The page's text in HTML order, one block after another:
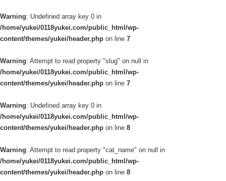
Warning: Undefined array key 0 in
/home/yukei/0118yukei.com/public_html/wp-
content/themes/yukei/header.php on line 7
Warning: Attempt to read property "slug" on null in
/home/yukei/0118yukei.com/public_html/wp-
content/themes/yukei/header.php on line 7
Warning: Undefined array key 0 in
/home/yukei/0118yukei.com/public_html/wp-
content/themes/yukei/header.php on line 8
Warning: Attempt to read property "cat_name" on null in
/home/yukei/0118yukei.com/public_html/wp-
content/themes/yukei/header.php on line 8